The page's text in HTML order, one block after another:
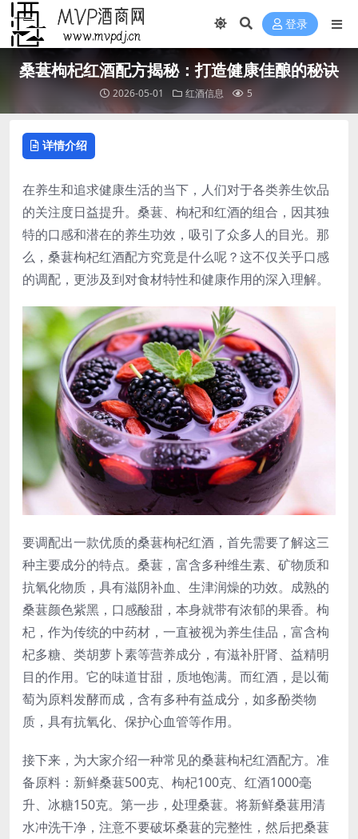
登录
桑葚枸杞红酒配方揭秘：打造健康佳酿的秘诀
2026-05-01 红酒信息 5
详情介绍
在养生和追求健康生活的当下，人们对于各类养生饮品
的关注度日益提升。桑葚、枸杞和红酒的组合，因其独
特的口感和潜在的养生功效，吸引了众多人的目光。那
么，桑葚枸杞红酒配方究竟是什么呢？这不仅关乎口感
的调配，更涉及到对食材特性和健康作用的深入理解。
要调配出一款优质的桑葚枸杞红酒，首先需要了解这三
种主要成分的特点。桑葚，富含多种维生素、矿物质和
抗氧化物质，具有滋阴补血、生津润燥的功效。成熟的
桑葚颜色紫黑，口感酸甜，本身就带有浓郁的果香。枸
杞，作为传统的中药材，一直被视为养生佳品，富含枸
杞多糖、类胡萝卜素等营养成分，有滋补肝肾、益精明
目的作用。它的味道甘甜，质地饱满。而红酒，是以葡
萄为原料发酵而成，含有多种有益成分，如多酚类物
质，具有抗氧化、保护心血管等作用。
接下来，为大家介绍一种常见的桑葚枸杞红酒配方。准
备原料：新鲜桑葚500克、枸杞100克、红酒1000毫
升、冰糖150克。第一步，处理桑葚。将新鲜桑葚用清
水冲洗干净，注意不要破坏桑葚的完整性，然后把桑葚